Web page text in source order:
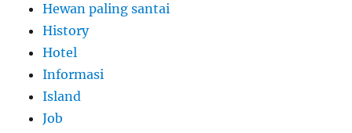
Hewan paling santai
History
Hotel
Informasi
Island
Job